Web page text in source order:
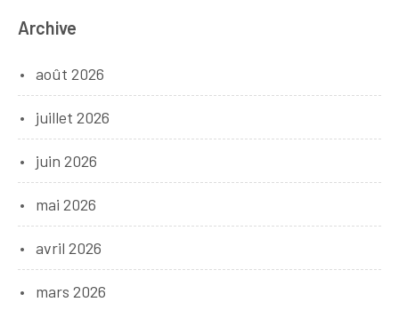
Archive
août 2026
juillet 2026
juin 2026
mai 2026
avril 2026
mars 2026